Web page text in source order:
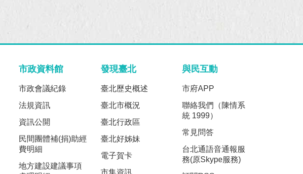
市政資料館
市政會議紀錄
法規資訊
資訊公開
民間團體補(捐)助經
費明細
地方建設建議事項
發現臺北
臺北歷史概述
臺北市概況
臺北行政區
臺北好姊妹
電子賀卡
與民互動
市府APP
聯絡我們（陳情系
統 1999）
常見問答
台北通語音通報服
務(原Skype服務)